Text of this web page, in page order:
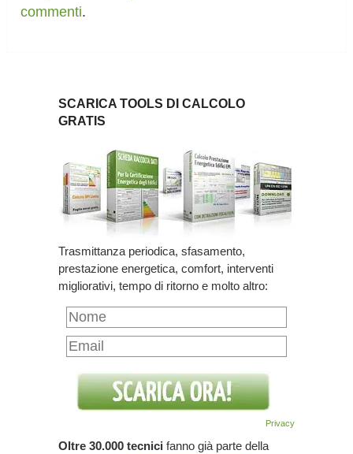
commenti.
SCARICA TOOLS DI CALCOLO
GRATIS
Trasmittanza periodica, sfasamento,
prestazione energetica, comfort, interventi
migliorativi, tempo di ritorno e molto altro:
Privacy
Oltre 30.000 tecnici fanno già parte della